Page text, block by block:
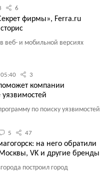
6
фирмы», Ferra.ru
веб- и мобильной версиях
3
компании
уязвимостей
по поиску уязвимостей
5 47
на него обратили
VK и другие бренды
построил город